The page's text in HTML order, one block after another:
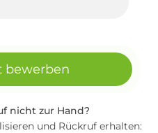
bewerben
nicht zur Hand?
und Rückruf erhalten: